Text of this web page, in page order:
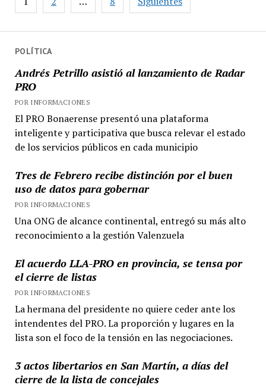
POLÍTICA
Andrés Petrillo asistió al lanzamiento de Radar
PRO
POR INFORMACIONES
El PRO Bonaerense presentó una plataforma
inteligente y participativa que busca relevar el estado
de los servicios públicos en cada municipio
Tres de Febrero recibe distinción por el buen
uso de datos para gobernar
POR INFORMACIONES
Una ONG de alcance continental, entregó su más alto
reconocimiento a la gestión Valenzuela
El acuerdo LLA-PRO en provincia, se tensa por
el cierre de listas
POR INFORMACIONES
La hermana del presidente no quiere ceder ante los
intendentes del PRO. La proporción y lugares en la
lista son el foco de la tensión en las negociaciones.
3 actos libertarios en San Martín, a días del
cierre de la lista de concejales
vencimientos
de